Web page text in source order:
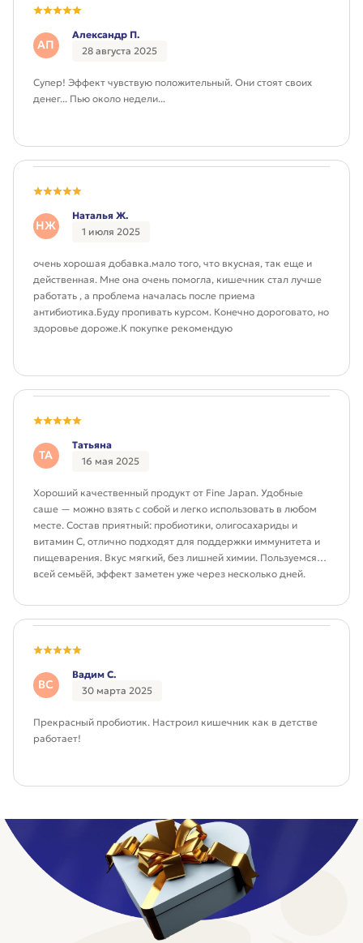
АП
Александр П.
28 августа 2025
Супер! Эффект чувствую положительный. Они стоят своих
денег... Пью около недели...
НЖ
Наталья Ж.
1 июля 2025
очень хорошая добавка.мало того, что вкусная, так еще и
действенная. Мне она очень помогла, кишечник стал лучше
работать , а проблема началась после приема
антибиотика.Буду пропивать курсом. Конечно дороговато, но
здоровье дороже.К покупке рекомендую
ТА
Татьяна
16 мая 2025
Хороший качественный продукт от Fine Japan. Удобные
саше — можно взять с собой и легко использовать в любом
месте. Состав приятный: пробиотики, олигосахариды и
витамин C, отлично подходят для поддержки иммунитета и
пищеварения. Вкус мягкий, без лишней химии. Пользуемся
всей семьёй, эффект заметен уже через несколько дней.
ВС
Вадим С.
30 марта 2025
Прекрасный пробиотик. Настроил кишечник как в детстве
работает!